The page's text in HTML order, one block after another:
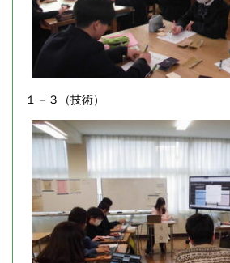
１－３（技術）